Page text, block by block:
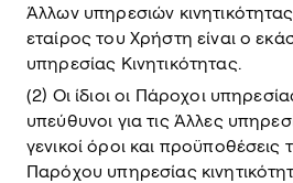
Άλλων υπηρεσιών
εταίρος του Χρήστη είναι ο
υπηρεσίας Κινητικότητας.
(2) Οι ίδιοι οι Πάροχοι
υπεύθυνοι για τις Άλλες
γενικοί όροι και προϋποθέσεις
Παρόχου υπηρεσίας